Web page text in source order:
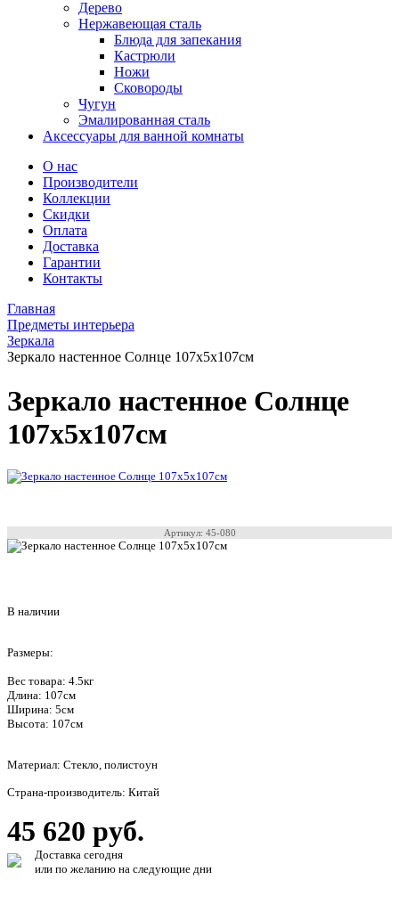
Дерево
Нержавеющая сталь
Блюда для запекания
Кастрюли
Ножи
Сковороды
Чугун
Эмалированная сталь
Аксессуары для ванной комнаты
О нас
Производители
Коллекции
Скидки
Оплата
Доставка
Гарантии
Контакты
Главная
Предметы интерьера
Зеркала
Зеркало настенное Солнце 107х5х107см
Зеркало настенное Солнце
107х5х107см
Артикул: 45-080
В наличии
Размеры:
Вес товара: 4.5кг
Длина: 107см
Ширина: 5см
Высота: 107см
Материал: Стекло, полистоун
Страна-производитель: Китай
45 620 руб.
Доставка сегодня
или по желанию на следующие дни